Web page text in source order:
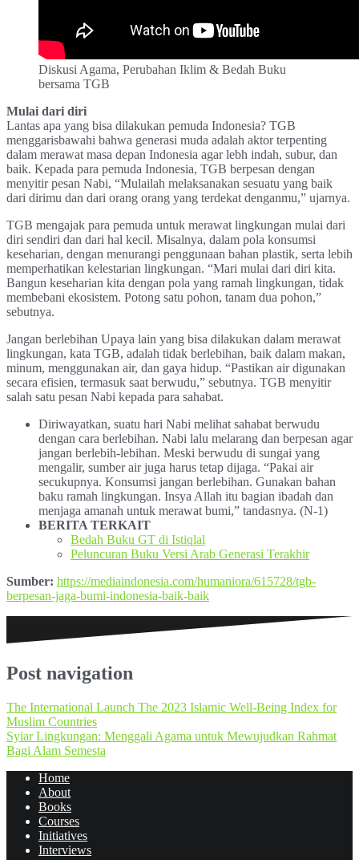
Diskusi Agama, Perubahan Iklim & Bedah Buku
bersama TGB
Mulai dari diri
Lantas apa yang bisa dilakukan pemuda Indonesia? TGB
menggarisbawahi bahwa generasi muda adalah aktor terpenting
dalam merawat masa depan Indonesia agar lebh indah, subur, dan
baik. Kepada para pemuda Indonesia, TGB berpesan dengan
menyitir pesan Nabi, “Mulailah melaksanakan sesuatu yang baik
dari dirimu dan dari orang orang yang terdekat denganmu,” ujarnya.
TGB mengajak para pemuda untuk merawat lingkungan mulai dari
diri sendiri dan dari hal kecil. Misalnya, dalam pola konsumsi
keseharian, dengan menurangi penggunaan bahan plastik, serta lebih
memperhatikan kelestarian lingkungan. “Mari mulai dari diri kita.
Bangun keseharian kita dengan pola yang ramah lingkungan, tidak
membebani ekosistem. Potong satu pohon, tanam dua pohon,”
sebutnya.
Jangan berlebihan Upaya lain yang bisa dilakukan dalam merawat
lingkungan, kata TGB, adalah tidak berlebihan, baik dalam makan,
minum, menggunakan air, dan gaya hidup. “Pastikan air digunakan
secara efisien, termasuk saat berwudu,” sebutnya. TGB menyitir
salah satu pesan Nabi kepada para sahabat.
Diriwayatkan, suatu hari Nabi melihat sahabat berwudu
dengan cara berlebihan. Nabi lalu melarang dan berpesan agar
jangan berlebih-lebihan. Meski berwudu di sungai yang
mengalir, sumber air juga harus tetap dijaga. “Pakai air
secukupnya. Konsumsi jangan berlebihan. Gunakan bahan
baku ramah lingkungan. Insya Allah itu bagian ibadah dan
menjaga amanah untuk merawat bumi,” tandasnya. (N-1)
BERITA TERKAIT
Bedah Buku GT di Istiqlal
Peluncuran Buku Versi Arab Generasi Terakhir
Sumber: https://mediaindonesia.com/humaniora/615728/tgb-
berpesan-jaga-bumi-indonesia-baik-baik
Post navigation
The International Launch The 2023 Islamic Well-Being Index for
Muslim Countries
Syiar Lingkungan: Menggali Agama untuk Mewujudkan Rahmat
Bagi Alam Semesta
Home
About
Books
Courses
Initiatives
Interviews